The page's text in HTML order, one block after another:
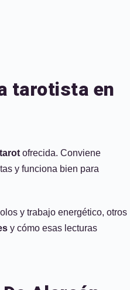
tarotista en
ofrecida. Conviene
y funciona bien para
y trabajo energético, otros
y cómo esas lecturas